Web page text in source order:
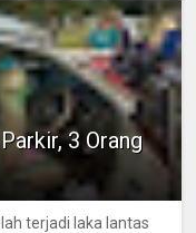
3 Orang
terjadi laka lantas